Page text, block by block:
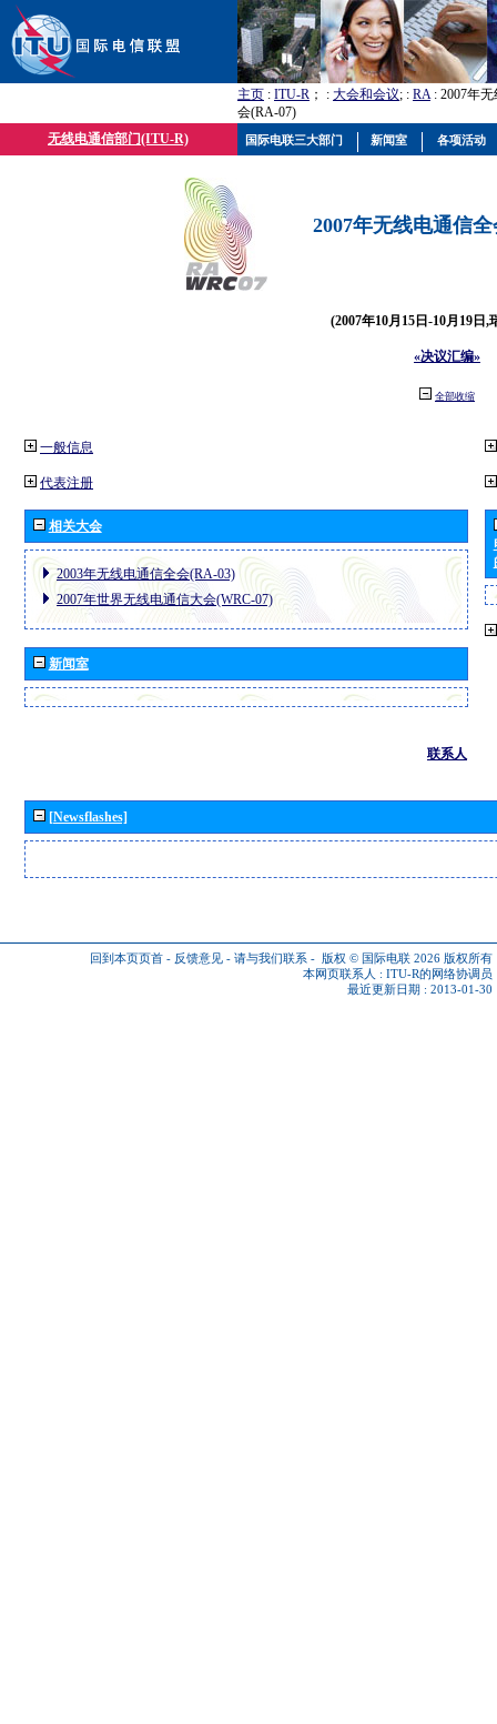
主页 : ITU-R ； : 大会和会议; : RA: 2007年
会(RA-07)
无线电通信部门(ITU-R)
2007年无线电通信
(2007年10月15日-10月19日,
«决议汇编»
全部收缩
一般信息
代表注册
相关大会
2003年无线电通信全会(RA-03)
2007年世界无线电通信大会(WRC-07)
新闻室
联系人
[Newsflashes]
回到本页页首 - 反馈意见 - 请与我们联系 - 版权 © 国际电联 2026 版权所有
本网页联系人 : ITU-R的网络协调员
最近更新日期 : 2013-01-30
国际电联三大部门 新闻室 各项活动